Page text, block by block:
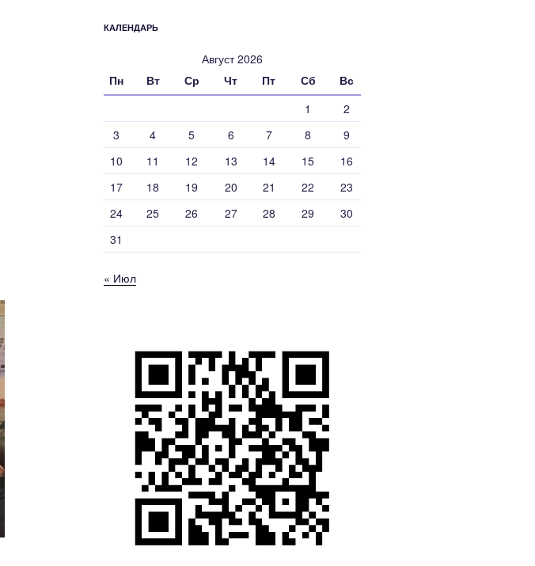
КАЛЕНДАРЬ
Август 2026
Пн
Вт Ср Чт Пт Сб
Вс
1
2
3
4 5 6 7 8
9
10
11 12 13 14 15
16
17
18 19 20 21 22
23
24
25 26 27 28 29
30
31
« Июл